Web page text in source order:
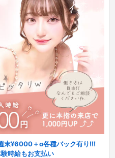
末¥6000＋α各種バック有り!!!
時給もお支払い